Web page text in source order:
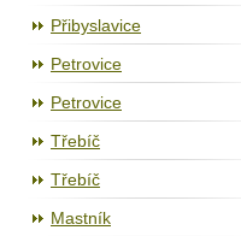
Přibyslavice
Petrovice
Petrovice
Třebíč
Třebíč
Mastník